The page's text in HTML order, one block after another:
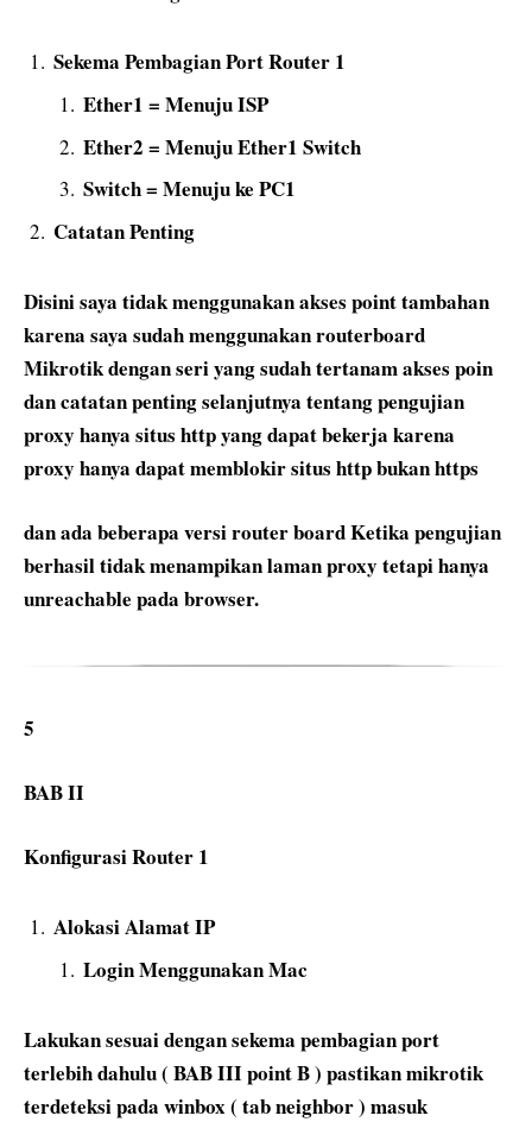
Sekema Pembagian Port Router 1
Ether1 = Menuju ISP
Ether2 = Menuju Ether1 Switch
Switch = Menuju ke PC1
Catatan Penting
Disini saya tidak menggunakan akses point tambahan
karena saya sudah menggunakan routerboard
Mikrotik dengan seri yang sudah tertanam akses poin
dan catatan penting selanjutnya tentang pengujian
proxy hanya situs http yang dapat bekerja karena
proxy hanya dapat memblokir situs http bukan https
dan ada beberapa versi router board Ketika pengujian
berhasil tidak menampikan laman proxy tetapi hanya
unreachable pada browser.
5
BAB II
Konfigurasi Router 1
Alokasi Alamat IP
Login Menggunakan Mac
Lakukan sesuai dengan sekema pembagian port
terlebih dahulu ( BAB III point B ) pastikan mikrotik
terdeteksi pada winbox ( tab neighbor ) masuk